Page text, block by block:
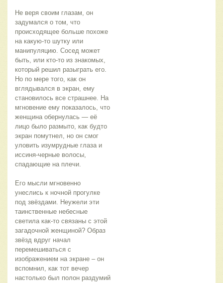
Не веря своим глазам, он
задумался о том, что
происходящее больше похоже
на какую-то шутку или
манипуляцию. Сосед может
быть, или кто-то из знакомых,
который решил разыграть его.
Но по мере того, как он
вглядывался в экран, ему
становилось все страшнее. На
мгновение ему показалось, что
женщина обернулась — её
лицо было размыто, как будто
экран помутнел, но он смог
уловить изумрудные глаза и
иссиня-черные волосы,
спадающие на плечи.
Его мысли мгновенно
унеслись к ночной прогулке
под звёздами. Неужели эти
таинственные небесные
светила как-то связаны с этой
загадочной женщиной? Образ
звёзд вдруг начал
перемешиваться с
изображением на экране – он
вспомнил, как тот вечер
настолько был полон раздумий